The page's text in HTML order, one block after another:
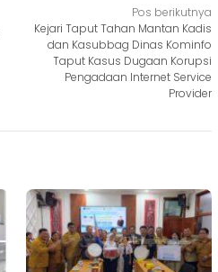
Pos berikutnya
Kejari Taput Tahan Mantan Kadis
dan Kasubbag Dinas Kominfo
Taput Kasus Dugaan Korupsi
Pengadaan Internet Service
Provider